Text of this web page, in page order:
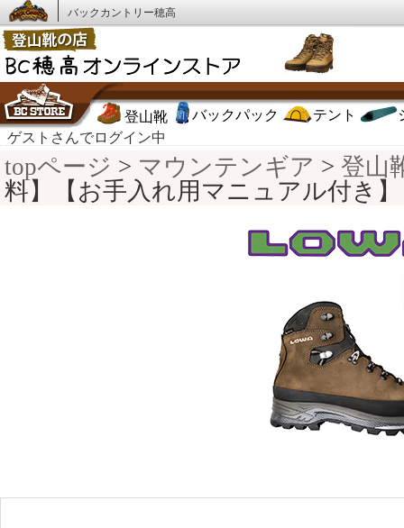
バックカントリー穂高
登山靴 バックパック テント
ゲストさんでログイン中
topページ > マウンテンギア > 登山
料】【お手入れ用マニュアル付き】